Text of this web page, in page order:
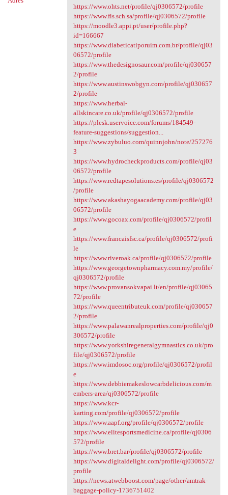
https://www.ohts.net/profile/qj0306572/profile
https://www.fis.sch.sa/profile/qj0306572/profile
https://moodle3.appi.pt/user/profile.php?
id=166667
https://www.diabeticatiporuim.com.br/profile/qj03
06572/profile
https://www.thedesignosaur.com/profile/qj030657
2/profile
https://www.austinswobgyn.com/profile/qj030657
2/profile
https://www.herbal-
allskincare.co.uk/profile/qj0306572/profile
https://plesk.uservoice.com/forums/184549-
feature-suggestions/suggestion...
https://www.zybuluo.com/quinnjohn/note/257276
3
https://www.hydrocheckproducts.com/profile/qj03
06572/profile
https://www.redtapesolutions.es/profile/qj0306572
/profile
https://www.akashayogaacademy.com/profile/qj03
06572/profile
https://www.gocoax.com/profile/qj0306572/profil
e
https://www.francaisfsc.ca/profile/qj0306572/profi
le
https://www.riveroak.ca/profile/qj0306572/profile
https://www.georgetownpharmacy.com.my/profile/
qj0306572/profile
https://www.provansokvapai.lt/en/profile/qj03065
72/profile
https://www.queentributeuk.com/profile/qj030657
2/profile
https://www.palawanrealproperties.com/profile/qj0
306572/profile
https://www.yorkshiregeneralgymnastics.co.uk/pro
file/qj0306572/profile
https://www.imdosoc.org/profile/qj0306572/profil
e
https://www.debbiemakeslowcarbdelicious.com/m
embers-area/qj0306572/profile
https://www.kcr-
karting.com/profile/qj0306572/profile
https://www.aapf.org/profile/qj0306572/profile
https://www.elitesportsmedicine.ca/profile/qj0306
572/profile
https://www.bret.bar/profile/qj0306572/profile
https://www.digitaldelight.com/profile/qj0306572/
profile
https://news.atwebboost.com/page/other/amtrak-
baggage-policy-1736751402